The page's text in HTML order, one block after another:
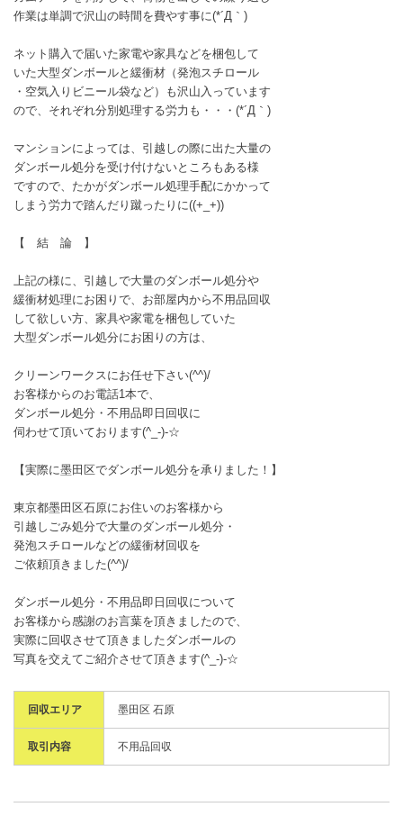
作業は単調で沢山の時間を費やす事に(*´Д｀)
ネット購入で届いた家電や家具などを梱包して
いた大型ダンボールと緩衝材（発泡スチロール
・空気入りビニール袋など）も沢山入っています
ので、それぞれ分別処理する労力も・・・(*´Д｀)
マンションによっては、引越しの際に出た大量の
ダンボール処分を受け付けないところもある様
ですので、たかがダンボール処理手配にかかって
しまう労力で踏んだり蹴ったりに((+_+))
【 結 論 】
上記の様に、引越しで大量のダンボール処分や
緩衝材処理にお困りで、お部屋内から不用品回収
して欲しい方、家具や家電を梱包していた
大型ダンボール処分にお困りの方は、
クリーンワークスにお任せ下さい(^^)/
お客様からのお電話1本で、
ダンボール処分・不用品即日回収に
伺わせて頂いております(^_-)-☆
【実際に墨田区でダンボール処分を承りました！】
東京都墨田区石原にお住いのお客様から
引越しごみ処分で大量のダンボール処分・
発泡スチロールなどの緩衝材回収を
ご依頼頂きました(^^)/
ダンボール処分・不用品即日回収について
お客様から感謝のお言葉を頂きましたので、
実際に回収させて頂きましたダンボールの
写真を交えてご紹介させて頂きます(^_-)-☆
回収エリア 墨田区 石原
取引内容 不用品回収